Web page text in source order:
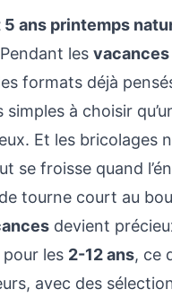
ans printemps
les
formats déjà
à choisir
Et les bricolages
se froisse quand
tourne court au
devient
les 2-12 ans, ce
avec des